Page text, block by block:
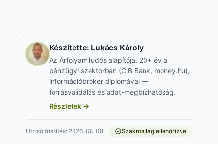
Készítette: Lukács Károly
Az ÁrfolyamTudós alapítója. 20+ év a
pénzügyi szektorban (CIB Bank, money.hu),
információbróker diplomával —
forrásvalidálás és adat-megbízhatóság.
Részletek →
Utolsó frissítés: 2026. 08. 08. Szakmailag ellenőrizve